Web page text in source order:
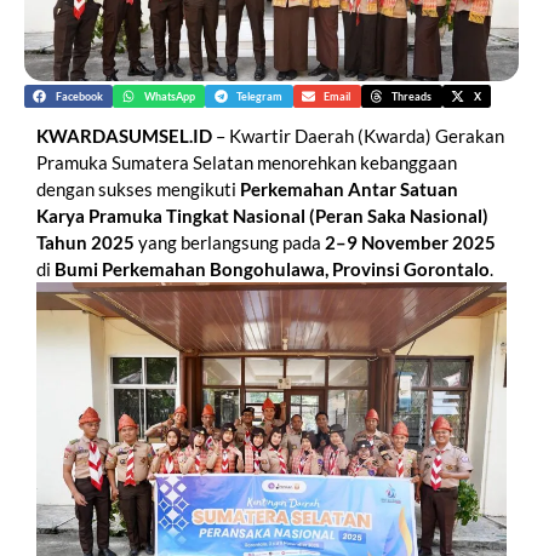
Facebook WhatsApp Telegram Email Threads X
KWARDASUMSEL.ID – Kwartir Daerah (Kwarda) Gerakan
Pramuka Sumatera Selatan menorehkan kebanggaan
dengan sukses mengikuti Perkemahan Antar Satuan
Karya Pramuka Tingkat Nasional (Peran Saka Nasional)
Tahun 2025 yang berlangsung pada 2–9 November 2025
di Bumi Perkemahan Bongohulawa, Provinsi Gorontalo.